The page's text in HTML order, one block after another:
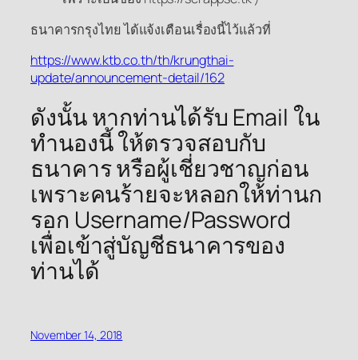
ธนาคารกรุงไทย ได้แจ้งเตือนเรื่องนี้ไว้แล้วที่
https://www.ktb.co.th/th/krungthai-
update/announcement-detail/162
ดังนั้น หากท่านได้รับ Email ใน
ทำนองนี้ ให้ตรวจสอบกับ
ธนาคาร หรือผู้เชี่ยวชาญก่อน
เพราะคนร้ายจะหลอกให้ท่านก
รอก Username/Password
เพื่อเข้าสู่บัญชีธนาคารของ
ท่านได้
November 14, 2018